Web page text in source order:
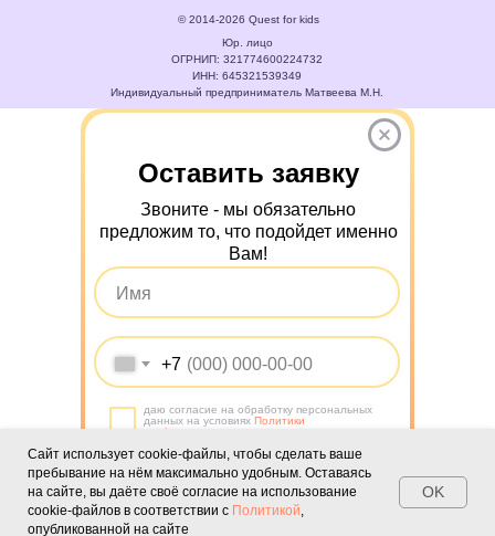
© 2014-2026 Quest for kids
Юр. лицо
ОГРНИП: 321774600224732
ИНН: 645321539349
Индивидуальный предприниматель Матвеева М.Н.
Сайт использует cookie-файлы, чтобы сделать ваше
пребывание на нём максимально удобным. Оставаясь
на сайте, вы даёте своё согласие на использование
cookie-файлов в соответствии с Политикой,
опубликованной на сайте
OK
Подобрать программу
+7
даю согласие на обработку персональных
данных на условиях Политики
конфиденциальности
Оставить заявку
Звоните - мы обязательно
предложим то, что подойдет именно
Вам!